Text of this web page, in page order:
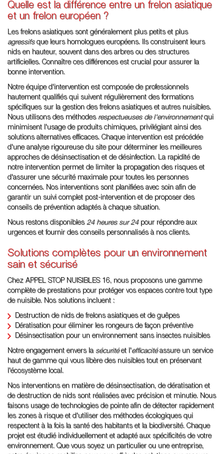
Quelle est la différence entre un frelon asiatique
et un frelon européen ?
Les frelons asiatiques sont généralement plus petits et plus
agressifsque leurs homologues européens. Ils construisent leurs
nids en hauteur, souvent dans des arbres ou des structures
artificielles. Connaître ces différences est crucial pour assurer la
bonne intervention.
Notre équipe d'intervention est composée de professionnels
hautement qualifiés qui suivent régulièrement des formations
spécifiques sur la gestion des frelons asiatiques et autres nuisibles.
Nous utilisons des méthodes respectueuses de l'environnementqui
minimisent l'usage de produits chimiques, privilégiant ainsi des
solutions alternatives efficaces. Chaque intervention est précédée
d'une analyse rigoureuse du site pour déterminer les meilleures
approches de désinsectisation et de désinfection. La rapidité de
notre intervention permet de limiter la propagation des risques et
d'assurer une sécurité maximale pour toutes les personnes
concernées. Nos interventions sont planifiées avec soin afin de
garantir un suivi complet post-intervention et de proposer des
conseils de prévention adaptés à chaque situation.
Nous restons disponibles 24 heures sur 24pour répondre aux
urgences et fournir des conseils personnalisés à nos clients.
Solutions complètes pour un environnement
sain et sécurisé
Chez APPEL STOP NUISIBLES 16, nous proposons une gamme
complète de prestations pour protéger vos espaces contre tout type
de nuisible. Nos solutions incluent :
Destruction de nids de frelons asiatiques et de guêpes
Dératisation pour éliminer les rongeurs de façon préventive
Désinsectisation pour un environnement sans insectes nuisibles
Notre engagement envers la sécuritéet l'efficacitéassure un service
haut de gamme qui vous libère des nuisibles tout en préservant
l'écosystème local.
Nos interventions en matière de désinsectisation, de dératisation et
de destruction de nids sont réalisées avec précision et minutie. Nous
faisons usage de technologies de pointe afin de détecter rapidement
les zones à risque et d'utiliser des méthodes écologiques qui
respectent à la fois la santé des habitants et la biodiversité. Chaque
projet est étudié individuellement et adapté aux spécificités de votre
environnement. Que vous soyez un particulier ou une entreprise,